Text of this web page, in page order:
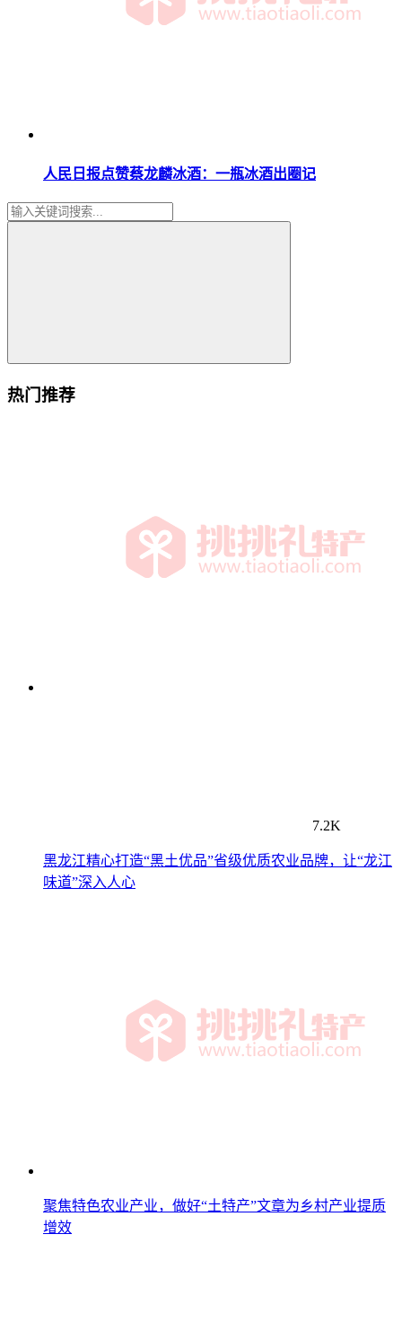
人民日报点赞蔡龙麟冰酒：一瓶冰酒出圈记
热门推荐
7.2K
黑龙江精心打造“黑土优品”省级优质农业品牌，让“龙江
味道”深入人心
聚焦特色农业产业，做好“土特产”文章为乡村产业提质
增效